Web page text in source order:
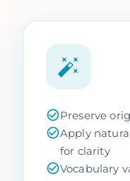
Preserve
Apply
for clarity
Vocabulary